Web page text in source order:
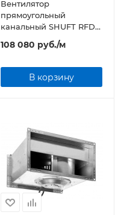
Вентилятор
прямоугольный
канальный SHUFT RFD
700х400-4 VIM
108 080 руб./м
В корзину